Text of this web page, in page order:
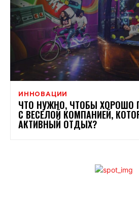
ИННОВАЦИИ
ЧТО НУЖНО, ЧТОБЫ ХОРОШО
С ВЕСЕЛОЙ КОМПАНИЕЙ,
АКТИВНЫЙ ОТДЫХ?